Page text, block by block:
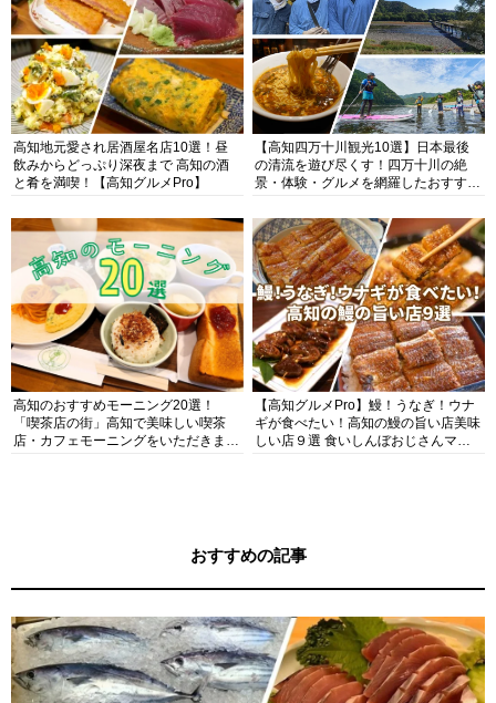
高知地元愛され居酒屋名店10選！昼
飲みからどっぷり深夜まで 高知の酒
と肴を満喫！【高知グルメPro】
【高知四万十川観光10選】日本最後
の清流を遊び尽くす！四万十川の絶
景・体験・グルメを網羅したおすすめ
高知のおすすめモーニング20選！
「喫茶店の街」高知で美味しい喫茶
店・カフェモーニングをいただきま
【高知グルメPro】鰻！うなぎ！ウナ
ギが食べたい！高知の鰻の旨い店美味
しい店９選 食いしんぼおじさんマッ
おすすめの記事